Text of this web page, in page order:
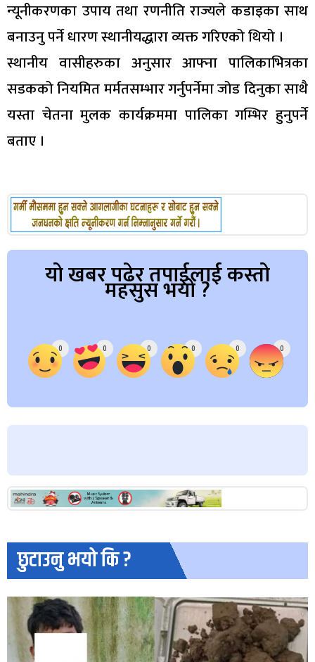
न्यूनीकरणका उपाय तथा रणनीति राज्यले कडाइका साथ
बनाउनु पर्ने धारण स्थानीयद्धारा व्यक्त गरिएको थियो ।
स्थानीय वासीहरुका अनुसार आफ्ना पालिकाभित्रका
सडकको नियमित मर्मतसम्भार गर्नुपर्नेमा जोड दिनुका साथै
यस्ता चेतना मुलक कार्यक्रममा पालिका गम्भिर हुनुपर्ने
बताए ।
यो खबर पढेर तपाईलाई कस्तो
महसुस भयो ?
0 0 0 0 0 0
छुटाउनु भयो कि ?